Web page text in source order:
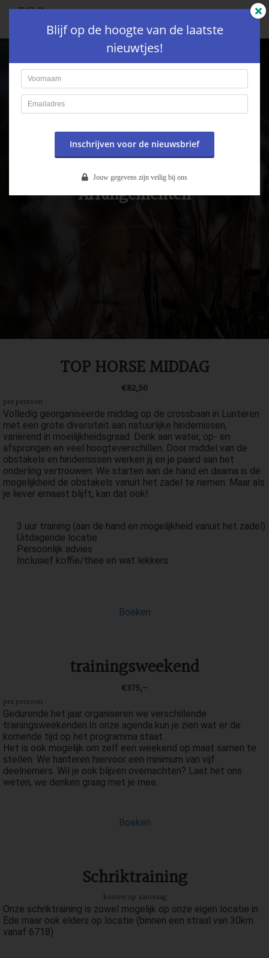
Arrangementen
TOP HORSE MIDDAG
€82,50
per persoon
Volledig georganiseerde middag op de crossbaan in Lunteren
met een grote diversiteit aan natuurlijke hindernissen,
variërend in moeilijkheidsgraad. Denk aan water, op- en
afsprongen en veel hoogteverschillen. Door middel van de
obstakels en hindernissen werken jij en je paard aan het
onderling vertrouwen. We starten aan de hand en daarna is de
mogelijkheid de obstakels vanuit het zadel te nemen. Maar als
je liever ernaast blijft, kan dat ook!
3 uur training (aan de hand en mogelijkheid vanuit het zadel)
Uitdagende locatie
Persoonlijk advies
Inclusief koffie/thee en wat lekkers
Boeken
trainingsweekend
€375,-
per persoon
Gedurende het jaar organiseren we verschillende
trainingsweekenden.In onze agenda kun je zien wat er de
komende tijd op het programma staat.
Het is ook mogelijk om zelf een weekend op maat samen te
stellen. We hanteren hiervoor een minimum van vijf
deelnemers. Wil je ook blijven overnachten? Laat het ons
weten, we denken graag met je mee.
Boeken
Schriktraining
kosten op aanvraag
Onze schriktraining is zowel mogelijk op onze eigen locatie in
Ede maar ook elders op locatie (binnen een straal van 30km
vanaf 6718)
Blijf op de hoogte van de laatste
nieuwtjes!
Inschrijven voor de nieuwsbrief
Jouw gegevens zijn veilig bij ons